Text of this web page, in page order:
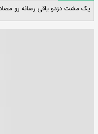
یک مشت دزدو یاقی رسانه رو